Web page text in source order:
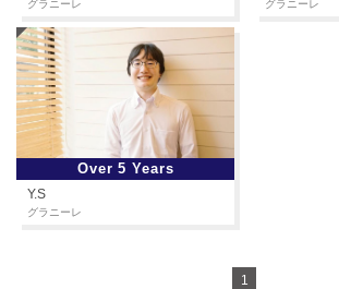
グラニーレ グラニーレ
Over 5 Years
Y.S
グラニーレ
1